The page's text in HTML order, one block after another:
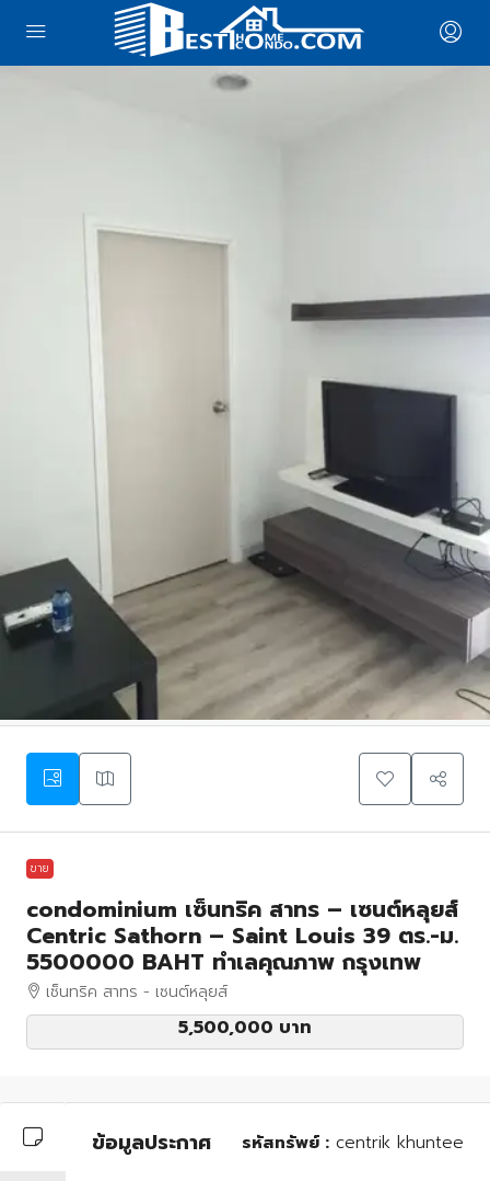
ขาย
condominium เซ็นทริค สาทร – เซนต์หลุยส์
Centric Sathorn – Saint Louis 39 ตร.-ม.
5500000 BAHT ทำเลคุณภาพ กรุงเทพ
เซ็นทริค สาทร - เซนต์หลุยส์
5,500,000 บาท
ข้อมูลประกาศ รหัสทรัพย์ : centrik khuntee